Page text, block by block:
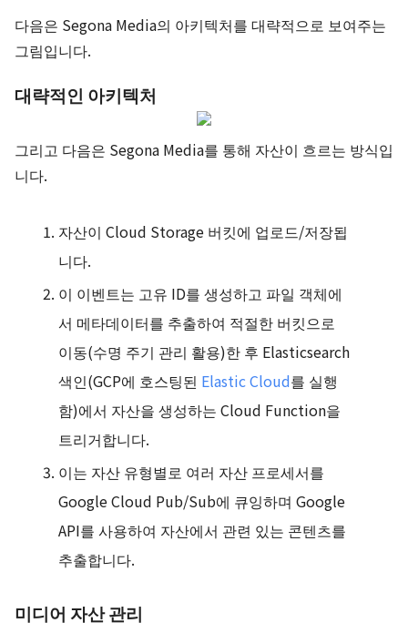
다음은 Segona Media의 아키텍처를 대략적으로 보여주는
그림입니다.
대략적인 아키텍처
그리고 다음은 Segona Media를 통해 자산이 흐르는 방식입
니다.
자산이 Cloud Storage 버킷에 업로드/저장됩
니다.
이 이벤트는 고유 ID를 생성하고 파일 객체에
서 메타데이터를 추출하여 적절한 버킷으로
이동(수명 주기 관리 활용)한 후 Elasticsearch
색인(GCP에 호스팅된 Elastic Cloud를 실행
함)에서 자산을 생성하는 Cloud Function을
트리거합니다.
이는 자산 유형별로 여러 자산 프로세서를
Google Cloud Pub/Sub에 큐잉하며 Google
API를 사용하여 자산에서 관련 있는 콘텐츠를
추출합니다.
미디어 자산 관리